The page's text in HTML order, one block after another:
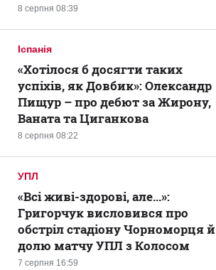
8 серпня 08:39
Іспанія
8 серпня 08:22
«Хотілося б досягти таких
успіхів, як Довбик»: Олександр
Пищур – про дебют за Жирону,
Ваната та Циганкова
УПЛ
7 серпня 16:59
«Всі живі-здорові, але...»:
Григорчук висловився про
обстріл стадіону Чорноморця й
долю матчу УПЛ з Колосом